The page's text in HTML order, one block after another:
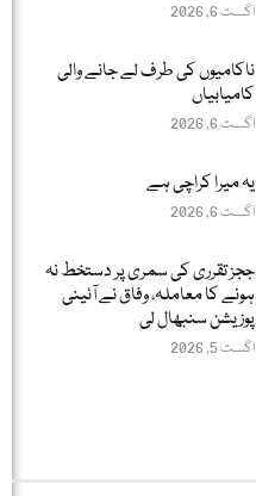
اگست 6, 2026
ناکامیوں کی طرف لے جانے والی
کامیابیاں
اگست 6, 2026
یہ میرا کراچی ہے
اگست 6, 2026
ججز تقرری کی سمری پر دستخط نہ
ہونے کا معاملہ، وفاق نے آئینی
پوزیشن سنبھال لی
اگست 5, 2026